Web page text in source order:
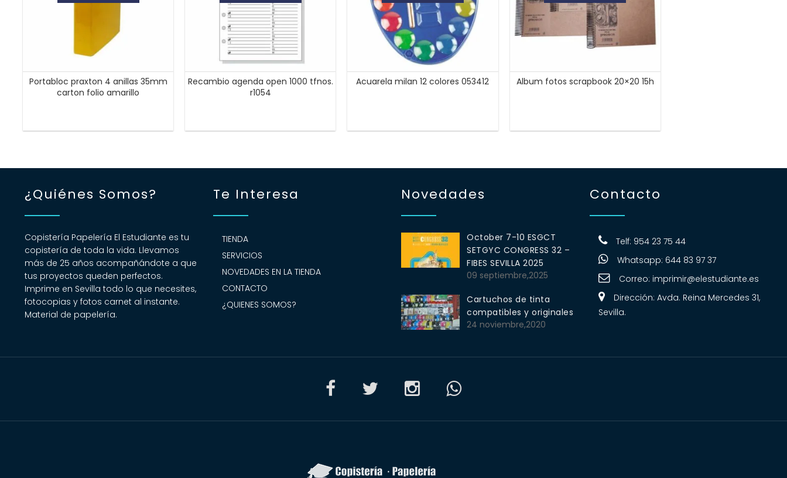
Portabloc praxton 4 anillas 35mm
carton folio amarillo
Recambio agenda open 1000 tfnos.
r1054
Acuarela milan 12 colores 053412 Album fotos scrapbook 20×20 15h
¿Quiénes Somos?
Copistería Papelería El Estudiante es tu
copistería de toda la vida. Llevamos
más de 25 años acompañándote a que
tus proyectos queden perfectos.
Imprime en Sevilla todo lo que necesites,
fotocopias y fotos carnet al instante.
Material de papelería.
Te Interesa
TIENDA
SERVICIOS
NOVEDADES EN LA TIENDA
CONTACTO
¿QUIENES SOMOS?
Novedades
October 7-10 ESGCT
SETGYC CONGRESS 32 –
FIBES SEVILLA 2025
09 septiembre,2025
Cartuchos de tinta
compatibles y originales
24 noviembre,2020
Contacto
Telf: 954 23 75 44
Whatsapp: 644 83 97 37
Correo: imprimir@elestudiante.es
Dirección: Avda. Reina Mercedes 31,
Sevilla.